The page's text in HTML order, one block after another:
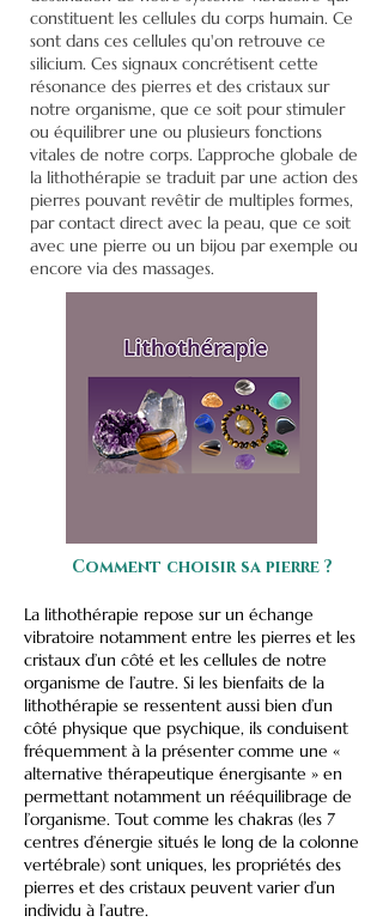
constituent les cellules du corps humain. Ce
sont dans ces cellules qu'on retrouve ce
silicium. Ces signaux concrétisent cette
résonance des pierres et des cristaux sur
notre organisme, que ce soit pour stimuler
ou équilibrer une ou plusieurs fonctions
vitales de notre corps. L’approche globale de
la lithothérapie se traduit par une action des
pierres pouvant revêtir de multiples formes,
par contact direct avec la peau, que ce soit
avec une pierre ou un bijou par exemple ou
encore via des massages.
Comment choisir sa pierre ?
La lithothérapie repose sur un échange
vibratoire notamment entre les pierres et les
cristaux d’un côté et les cellules de notre
organisme de l’autre. Si les bienfaits de la
lithothérapie se ressentent aussi bien d’un
côté physique que psychique, ils conduisent
fréquemment à la présenter comme une «
alternative thérapeutique énergisante » en
permettant notamment un rééquilibrage de
l’organisme. Tout comme les chakras (les 7
centres d’énergie situés le long de la colonne
vertébrale) sont uniques, les propriétés des
pierres et des cristaux peuvent varier d’un
individu à l’autre.